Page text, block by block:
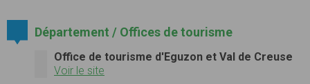
Département / Offices de tourisme
Office de tourisme d'Eguzon et Val de Creuse
Voir le site